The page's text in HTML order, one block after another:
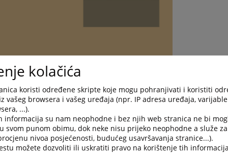
kolačića
koristi određene skripte koje mogu pohranjivati i koristiti
vašeg browsera i vašeg uređaja (npr. IP adresa uređaja,
...).
informacija su nam neophodne i bez njih web stranica ne bi
svom punom obimu, dok neke nisu prijeko neophodne a služe
nivoa posjećenosti, budućeg usavršavanja stranice...).
možete dozvoliti ili uskratiti pravo na korištenje tih